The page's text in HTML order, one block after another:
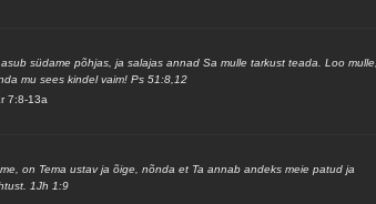
südame põhjas, ja salajas annad Sa mulle tarkust teada. Loo
mu sees kindel vaim! Ps 51:8,12
7:8-13a
on Tema ustav ja õige, nõnda et Ta annab andeks meie patud ja
1Jh 1:9